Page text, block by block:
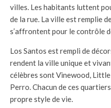
villes. Les habitants luttent
de la rue. La ville est remplie
s’affrontent pour le contrôle
Los Santos est rempli de
rendent la ville unique et
célèbres sont Vinewood,
Perro. Chacun de ces
propre style de vie.